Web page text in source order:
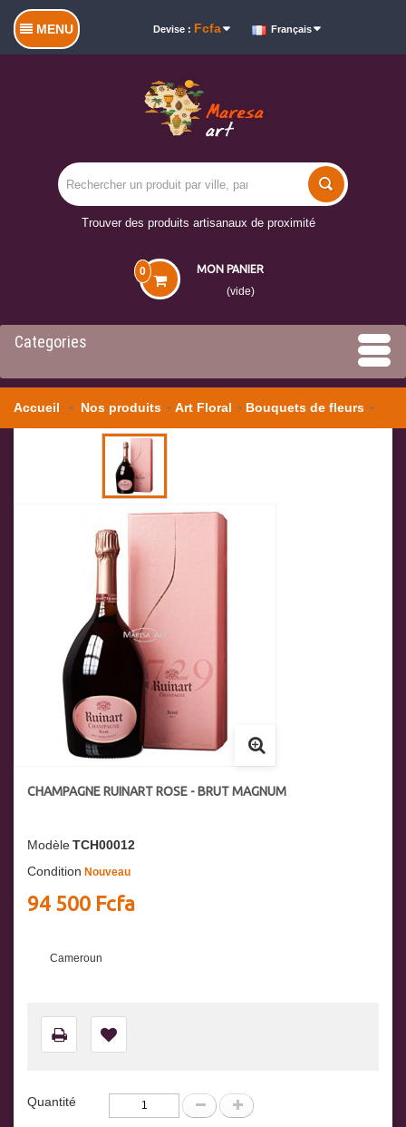
MENU Devise : Fcfa Français
Trouver des produits artisanaux de proximité
MON PANIER
0
(vide)
Categories
Accueil Nos produits Art Floral Bouquets de fleurs
Champagne Ruinart Rose - Brut Magnum
CHAMPAGNE RUINART ROSE - BRUT MAGNUM
ModèleTCH00012
Condition Nouveau
94 500 Fcfa
Cameroun
Quantité